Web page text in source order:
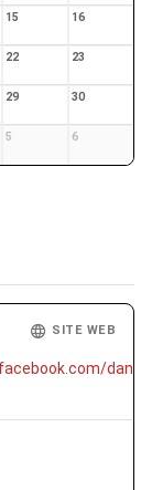
15 16
22 23
29 30
5 6
SITE WEB